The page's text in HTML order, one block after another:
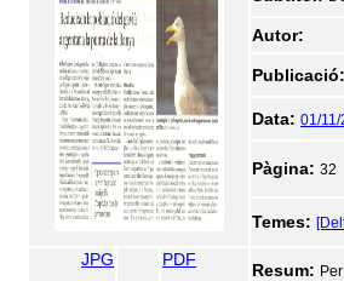
Autor:
Publicació:
Data: 01/11/
Pàgina: 32
Temes:
JPG PDF
Resum: